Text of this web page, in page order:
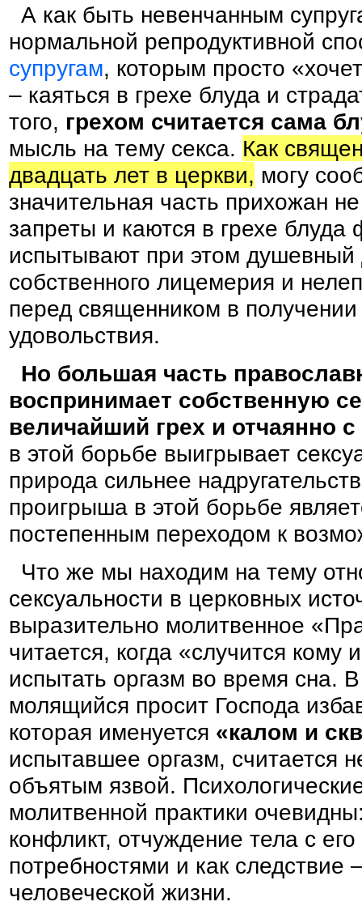
А как быть невенчанным
нормальной репродуктивной
супругам, которым просто
– каяться в грехе блуда и
того, грехом считается сама
мысль на тему секса. Как
двадцать лет в церкви, могу
значительная часть прихожан
запреты и каются в грехе
испытывают при этом душевный
собственного лицемерия и
перед священником в получении
удовольствия.
Но большая часть
воспринимает собственную
величайший грех и отчаянно
в этой борьбе выигрывает
природа сильнее
проигрыша в этой борьбе
постепенным переходом к
Что же мы находим на тему
сексуальности в церковных
выразительно молитвенное
читается, когда «случится кому
испытать оргазм во время сна.
молящийся просит Господа
которая именуется «калом и
испытавшее оргазм, считается
объятым язвой.
молитвенной практики
конфликт, отчуждение тела с
потребностями и как следствие
человеческой жизни.